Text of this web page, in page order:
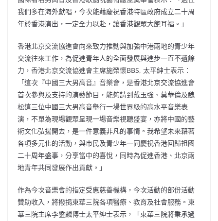
我們多在海外獻唱，今次能藉慶祝香港特區政府成立二十周
年於香港演出，一定全力以赴，讓香港觀眾大飽耳福。」
香港北京交流協進會向來致力推動與加強中港兩地的青少年
交流往來工作，為促進青年人的全面發展與進步一直不遺餘
力，香港北京交流協進會主席施榮懷BBS, 太平紳士表示：
「這次『中國三大男高音』音樂會，是香港北京交流協進會
首次參與及支持的演藝節目，能夠請到戴玉強、莫華倫及魏
松這三位中國三大男高音舉行一場世界級的高水平音樂表
演，不單為現場觀眾呈現一場音樂視聽盛宴，亦將中國的藝
術文化弘揚開去，是一件意義非凡的事情。我希望未來藉著
各項多元化的活動，與市民及青少年一同慶祝香港回歸祖國
二十周年盛事，分享當中的喜悅，同時為促進香港、北京兩
地青年共同發展作出貢獻。」
作為今次音樂會的指定受惠慈善機構，今次活動的部份活動
贊助收入，將撥捐東華三院各項醫療、教育及社會服務。東
華三院主席李鋈麟博士太平紳士表示，「東華三院將秉承過